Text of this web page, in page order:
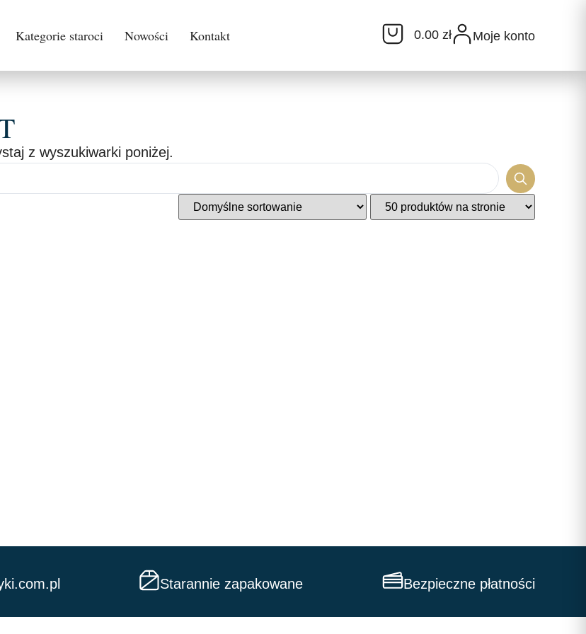
Kategorie staroci Nowości Kontakt 0.00 zł Moje konto
z wyszukiwarki poniżej.
Starannie zapakowane Bezpieczne płatności